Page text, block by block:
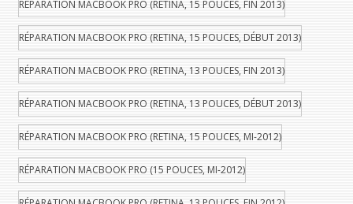
RÉPARATION MACBOOK PRO (RETINA, 15 POUCES, FIN 2013)
RÉPARATION MACBOOK PRO (RETINA, 15 POUCES, DÉBUT 2013)
RÉPARATION MACBOOK PRO (RETINA, 13 POUCES, FIN 2013)
RÉPARATION MACBOOK PRO (RETINA, 13 POUCES, DÉBUT 2013)
RÉPARATION MACBOOK PRO (RETINA, 15 POUCES, MI-2012)
RÉPARATION MACBOOK PRO (15 POUCES, MI-2012)